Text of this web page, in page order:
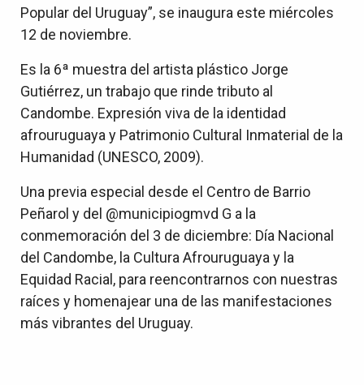
Popular del Uruguay”, se inaugura este miércoles
12 de noviembre.
Es la 6ª muestra del artista plástico Jorge
Gutiérrez, un trabajo que rinde tributo al
Candombe. Expresión viva de la identidad
afrouruguaya y Patrimonio Cultural Inmaterial de la
Humanidad (UNESCO, 2009).
Una previa especial desde el Centro de Barrio
Peñarol y del @municipiogmvd G a la
conmemoración del 3 de diciembre: Día Nacional
del Candombe, la Cultura Afrouruguaya y la
Equidad Racial, para reencontrarnos con nuestras
raíces y homenajear una de las manifestaciones
más vibrantes del Uruguay.